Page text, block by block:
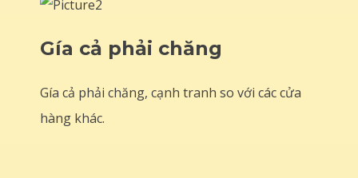
Gía cả phải chăng
Gía cả phải chăng, cạnh tranh so với các cửa
hàng khác.